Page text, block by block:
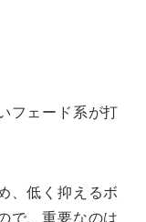
フェード系が打
、低く抑えるボ
で、重要なのは